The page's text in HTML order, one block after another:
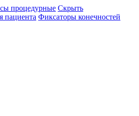
процедурные Скрыть
пациента Фиксаторы конечностей